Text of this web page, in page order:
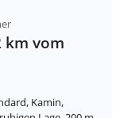
km vom
Kamin,